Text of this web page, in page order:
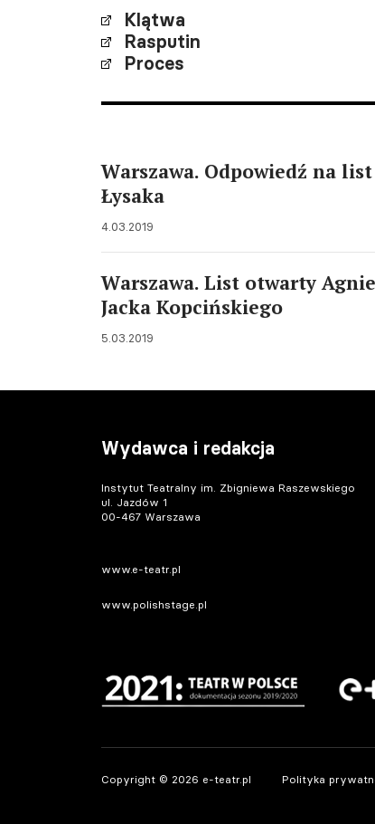
Klątwa
Rasputin
Proces
Warszawa. Odpowiedź na
Łysaka
4.03.2019
Warszawa. List otwarty
Jacka Kopcińskiego
5.03.2019
Wydawca i redakcja
Instytut Teatralny im. Zbigniewa Raszewskiego
ul. Jazdów 1
00-467 Warszawa
www.e-teatr.pl
www.polishstage.pl
Copyright © 2026 e-teatr.pl Polityka